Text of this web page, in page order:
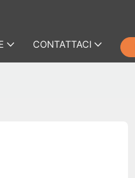
CONTATTACI